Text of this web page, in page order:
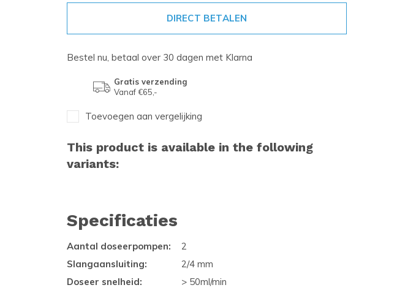
DIRECT BETALEN
Bestel nu, betaal over 30 dagen met Klarna
Gratis verzending
Vanaf €65,-
Toevoegen aan vergelijking
This product is available in the following
variants:
Specificaties
Aantal doseerpompen:
2
Slangaansluiting:
2/4 mm
Doseer snelheid:
> 50ml/min